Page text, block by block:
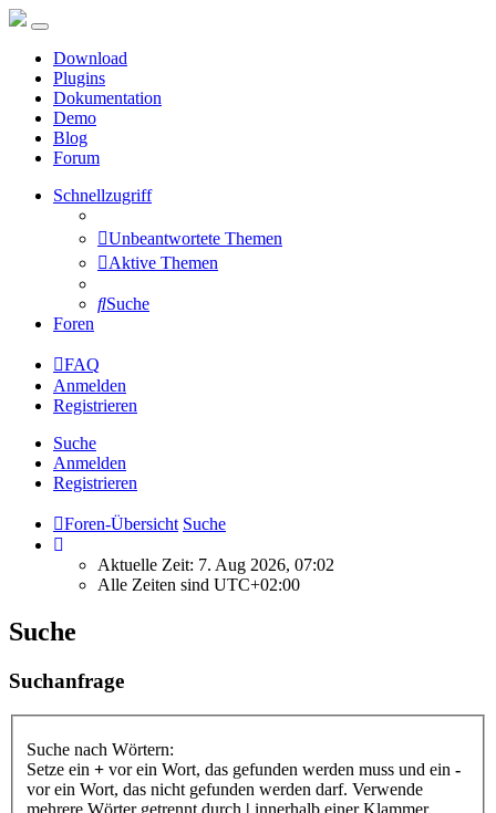
Download
Plugins
Dokumentation
Demo
Blog
Forum
Schnellzugriff
Unbeantwortete Themen
Aktive Themen
Suche
Foren
FAQ
Anmelden
Registrieren
Suche
Anmelden
Registrieren
Foren-Übersicht Suche
Aktuelle Zeit: 7. Aug 2026, 07:02
Alle Zeiten sind UTC+02:00
Suche
Suchanfrage
Suche nach Wörtern:
Setze ein + vor ein Wort, das gefunden werden muss und ein -
vor ein Wort, das nicht gefunden werden darf. Verwende